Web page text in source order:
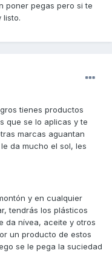
poner pegas pero si te
listo.
tienes productos
que se lo aplicas y te
marcas aguantan
da mucho el sol, les
y en cualquier
tendrás los plásticos
da nívea, aceite y otros
un producto de estos
se le pega la suciedad